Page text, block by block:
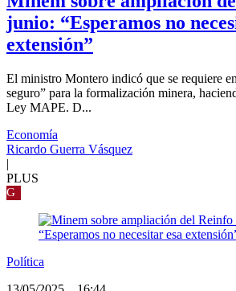
junio: “Esperamos no
extensión”
El ministro Montero indicó que se requiere
seguro” para la formalización minera,
Ley MAPE. D...
Economía
Ricardo Guerra Vásquez
|
PLUS
G
Política